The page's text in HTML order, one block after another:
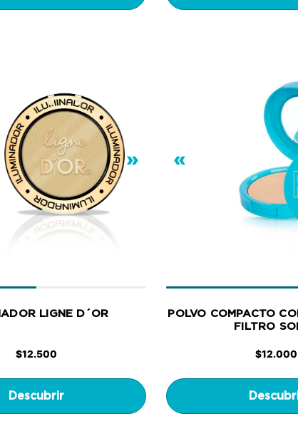
»
LIGNE D´OR
$12.500
Descubrir
«
POLVO COMPACTO
FILTRO
$12.000